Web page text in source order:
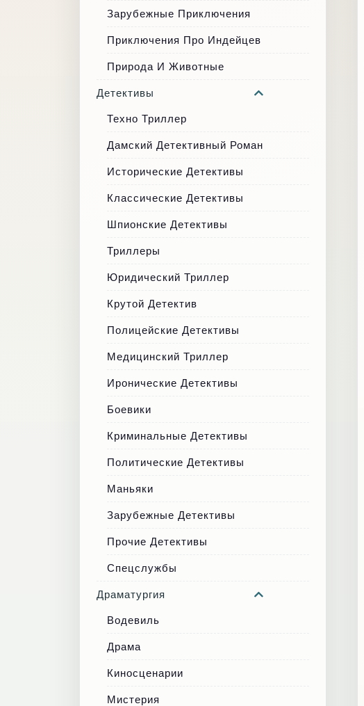
Зарубежные Приключения
Приключения Про Индейцев
Природа И Животные
Детективы
Техно Триллер
Дамский Детективный Роман
Исторические Детективы
Классические Детективы
Шпионские Детективы
Триллеры
Юридический Триллер
Крутой Детектив
Полицейские Детективы
Медицинский Триллер
Иронические Детективы
Боевики
Криминальные Детективы
Политические Детективы
Маньяки
Зарубежные Детективы
Прочие Детективы
Спецслужбы
Драматургия
Водевиль
Драма
Киносценарии
Мистерия